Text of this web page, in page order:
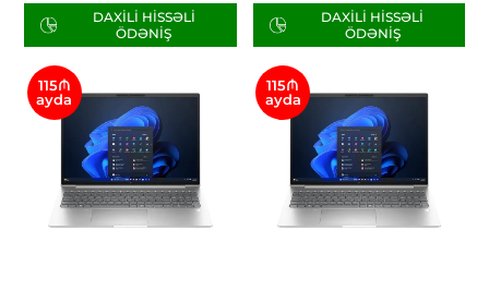
DAXILI HISSƏLI
ÖDƏNIŞ
DAXILI HISSƏLI
ÖDƏNIŞ
115₼
ayda
115₼
ayda